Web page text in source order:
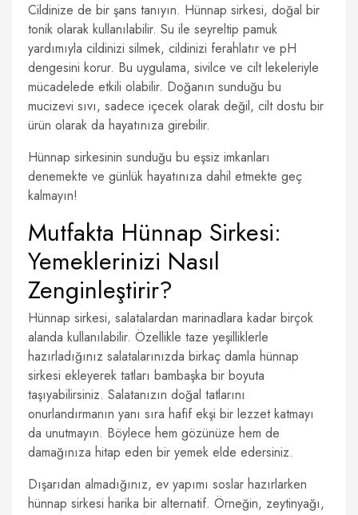
Cildinize de bir şans tanıyın. Hünnap sirkesi, doğal bir
tonik olarak kullanılabilir. Su ile seyreltip pamuk
yardımıyla cildinizi silmek, cildinizi ferahlatır ve pH
dengesini korur. Bu uygulama, sivilce ve cilt lekeleriyle
mücadelede etkili olabilir. Doğanın sunduğu bu
mucizevi sıvı, sadece içecek olarak değil, cilt dostu bir
ürün olarak da hayatınıza girebilir.
Hünnap sirkesinin sunduğu bu eşsiz imkanları
denemekte ve günlük hayatınıza dahil etmekte geç
kalmayın!
Mutfakta Hünnap Sirkesi:
Yemeklerinizi Nasıl
Zenginleştirir?
Hünnap sirkesi, salatalardan marinadlara kadar birçok
alanda kullanılabilir. Özellikle taze yeşilliklerle
hazırladığınız salatalarınızda birkaç damla hünnap
sirkesi ekleyerek tatları bambaşka bir boyuta
taşıyabilirsiniz. Salatanızın doğal tatlarını
onurlandırmanın yanı sıra hafif ekşi bir lezzet katmayı
da unutmayın. Böylece hem gözünüze hem de
damağınıza hitap eden bir yemek elde edersiniz.
Dışarıdan almadığınız, ev yapımı soslar hazırlarken
hünnap sirkesi harika bir alternatif. Örneğin, zeytinyağı,